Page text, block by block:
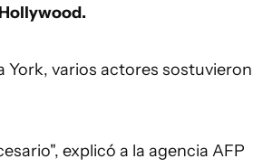
York, varios actores sostuvieron
explicó a la agencia AFP